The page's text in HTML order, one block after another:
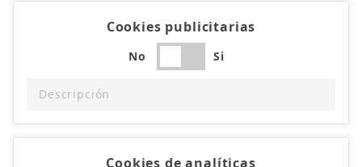
Cookies publicitarias
No Si
Descripción
Cookies de analíticas